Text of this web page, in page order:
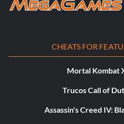
del paquete de cohetes.
Velocidad terminal
Objetivo: Velocidad terminal -
CHEATS FOR
Mortal Kombat
Trucos Call of
Assassin's Creed IV: